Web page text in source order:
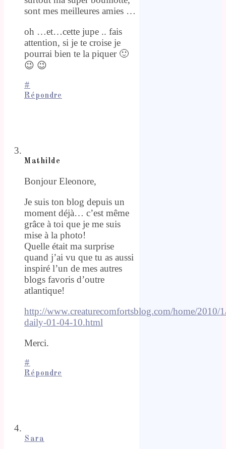
sont mes meilleures amies …
oh …et…cette jupe .. fais
attention, si je te croise je
pourrai bien te la piquer 🙂
😉 😉
#
Répondre
Mathilde
Bonjour Eleonore,
Je suis ton blog depuis un
moment déjà… c’est même
grâce à toi que je me suis
mise à la photo!
Quelle était ma surprise
quand j’ai vu que tu as aussi
inspiré l’un de mes autres
blogs favoris d’outre
atlantique!
http://www.creaturecomfortsblog.com/home/2010/
daily-01-04-10.html
Merci.
#
Répondre
Sara